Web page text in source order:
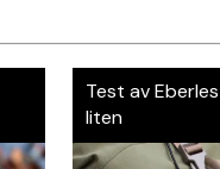
Test av
liten